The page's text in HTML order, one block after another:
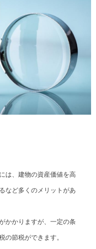
は、建物の資産価値を高
など多くのメリットがあ
かかりますが、一定の条
の節税ができます。